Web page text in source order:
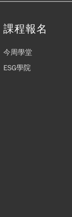
課程報名
今周學堂
ESG學院